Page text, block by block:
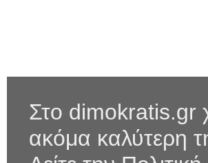
Στο dimokratis.gr
ακόμα καλύτερη